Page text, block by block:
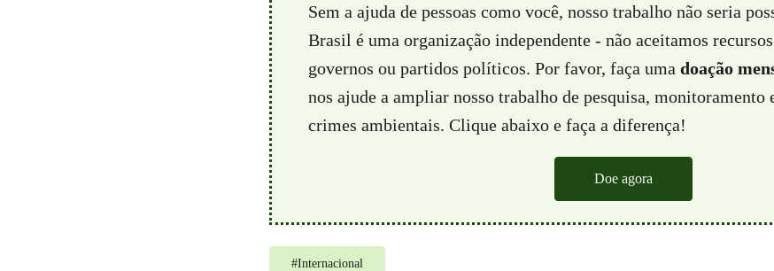
Sem a ajuda de pessoas como você, nosso trabalho não seria
Brasil é uma organização independente - não aceitamos
governos ou partidos políticos. Por favor, faça uma doação
nos ajude a ampliar nosso trabalho de pesquisa, monitoramento
crimes ambientais. Clique abaixo e faça a diferença!
Doe agora
#Internacional